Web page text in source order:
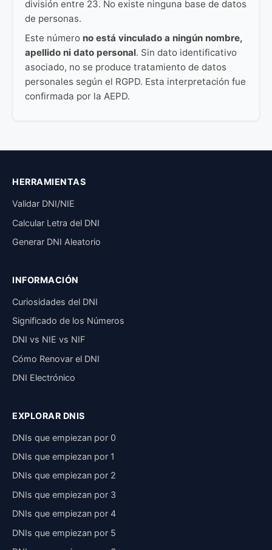
división entre 23. No existe ninguna base de datos
de personas.
Este número no está vinculado a ningún nombre,
apellido ni dato personal. Sin dato identificativo
asociado, no se produce tratamiento de datos
personales según el RGPD. Esta interpretación fue
confirmada por la AEPD.
HERRAMIENTAS
Validar DNI/NIE
Calcular Letra del DNI
Generar DNI Aleatorio
INFORMACIÓN
Curiosidades del DNI
Significado de los Números
DNI vs NIE vs NIF
Cómo Renovar el DNI
DNI Electrónico
EXPLORAR DNIS
DNIs que empiezan por 0
DNIs que empiezan por 1
DNIs que empiezan por 2
DNIs que empiezan por 3
DNIs que empiezan por 4
DNIs que empiezan por 5